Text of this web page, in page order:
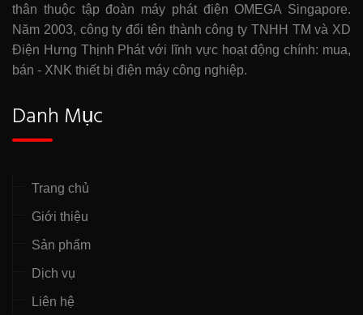
thân thuộc tập đoàn máy phát điện OMEGA Singapore.
Năm 2003, công ty đổi tên thành công ty TNHH TM và XD
Điện Hưng Thịnh Phát với lĩnh vực hoạt động chính: mua,
bán - XNK thiết bị điện máy công nghiệp.
Danh Mục
Trang chủ
Giới thiệu
Sản phẩm
Dịch vụ
Liên hệ